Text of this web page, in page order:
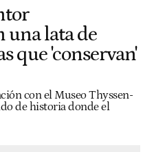
una lata de
que 'conservan'
con el Museo Thyssen-
de historia donde el